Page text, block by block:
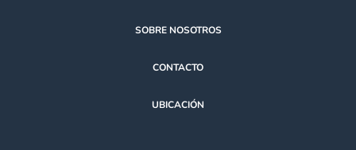
SOBRE NOSOTROS
CONTACTO
UBICACIÓN